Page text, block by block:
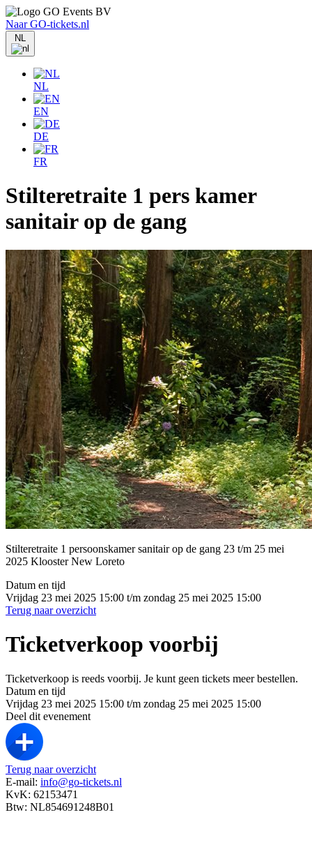
Naar GO-tickets.nl
NL
NL
EN
DE
FR
Stilteretraite 1 pers kamer
sanitair op de gang
Stilteretraite 1 persoonskamer sanitair op de gang 23 t/m 25 mei
2025 Klooster New Loreto
Datum en tijd
Vrijdag 23 mei 2025 15:00 t/m zondag 25 mei 2025 15:00
Terug naar overzicht
Ticketverkoop voorbij
Ticketverkoop is reeds voorbij. Je kunt geen tickets meer bestellen.
Datum en tijd
Vrijdag 23 mei 2025 15:00 t/m zondag 25 mei 2025 15:00
Deel dit evenement
Terug naar overzicht
E-mail: info@go-tickets.nl
KvK: 62153471
Btw: NL854691248B01